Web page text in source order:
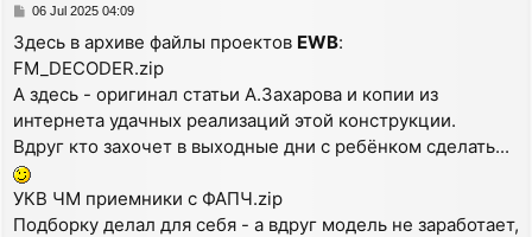
P
s
t
06 Jul 2025 04:09
Здесь в архиве файлы проектов EWB:
FM_DECODER.zip
А здесь - оригинал статьи А.Захарова и копии из
интернета удачных реализаций этой конструкции.
Вдруг кто захочет в выходные дни с ребёнком сделать...
УКВ ЧМ приемники с ФАПЧ.zip
Подборку делал для себя - а вдруг модель не заработает,